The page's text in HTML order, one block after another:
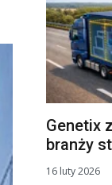
Genetix
branży
16 luty 2026